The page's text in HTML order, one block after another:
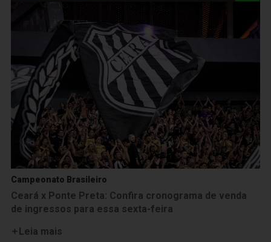
Campeonato Brasileiro
Ceará x Ponte Preta: Confira cronograma de venda
de ingressos para essa sexta-feira
Leia mais